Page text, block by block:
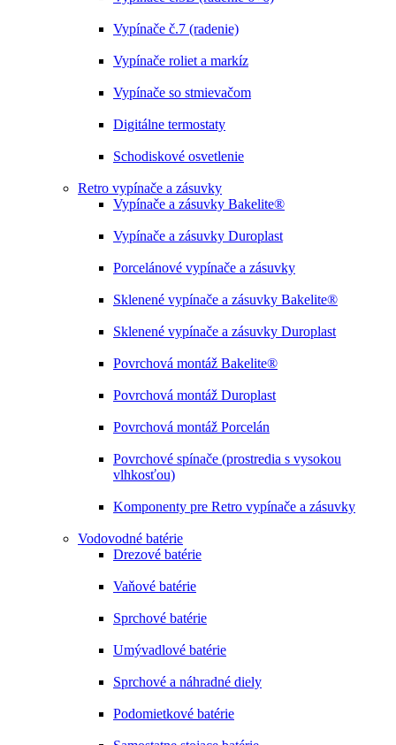
Vypínače č.7 (radenie)
Vypínače roliet a markíz
Vypínače so stmievačom
Digitálne termostaty
Schodiskové osvetlenie
Retro vypínače a zásuvky
Vypínače a zásuvky Bakelite®
Vypínače a zásuvky Duroplast
Porcelánové vypínače a zásuvky
Sklenené vypínače a zásuvky Bakelite®
Sklenené vypínače a zásuvky Duroplast
Povrchová montáž Bakelite®
Povrchová montáž Duroplast
Povrchová montáž Porcelán
Povrchové spínače (prostredia s vysokou
vlhkosťou)
Komponenty pre Retro vypínače a zásuvky
Vodovodné batérie
Drezové batérie
Vaňové batérie
Sprchové batérie
Umývadlové batérie
Sprchové a náhradné diely
Podomietkové batérie